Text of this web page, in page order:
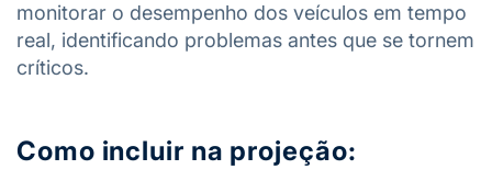
monitorar o desempenho dos veículos em tempo
real, identificando problemas antes que se tornem
críticos.
Como incluir na projeção: